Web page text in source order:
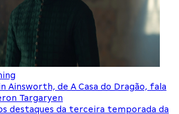
Ainsworth, de A Casa do Dragão, fala
Targaryen
destaques da terceira temporada da